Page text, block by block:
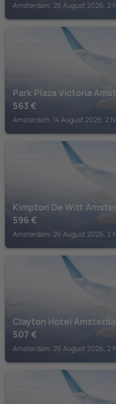
Amsterdam, 26 August 2026, 2
Park Plaza Victoria
563 €
Amsterdam, 14 August 2026, 2
Kimpton De Witt
596 €
Amsterdam, 26 August 2026, 2
Clayton Hotel
507 €
Amsterdam, 26 August 2026, 2